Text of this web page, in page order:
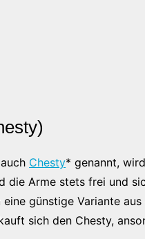
Chesty* genannt,
die Arme stets frei und
günstige Variante
sich den Chesty,